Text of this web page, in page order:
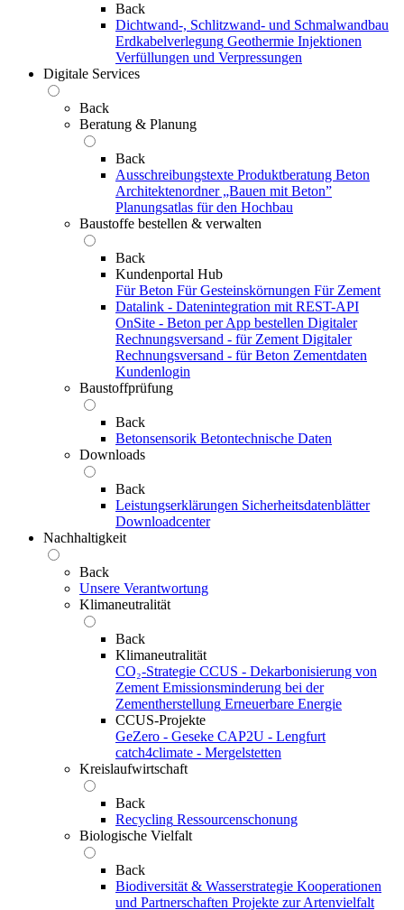
Back
Dichtwand-, Schlitzwand- und Schmalwandbau
Erdkabelverlegung Geothermie Injektionen
Verfüllungen und Verpressungen
Digitale Services
Back
Beratung & Planung
Back
Ausschreibungstexte Produktberatung Beton
Architektenordner „Bauen mit Beton”
Planungsatlas für den Hochbau
Baustoffe bestellen & verwalten
Back
Kundenportal Hub
Für Beton Für Gesteinskörnungen Für Zement
Datalink - Datenintegration mit REST-API
OnSite - Beton per App bestellen Digitaler
Rechnungsversand - für Zement Digitaler
Rechnungsversand - für Beton Zementdaten
Kundenlogin
Baustoffprüfung
Back
Betonsensorik Betontechnische Daten
Downloads
Back
Leistungserklärungen Sicherheitsdatenblätter
Downloadcenter
Nachhaltigkeit
Back
Unsere Verantwortung
Klimaneutralität
Back
Klimaneutralität
CO₂-Strategie CCUS - Dekarbonisierung von
Zement Emissionsminderung bei der
Zementherstellung Erneuerbare Energie
CCUS-Projekte
GeZero - Geseke CAP2U - Lengfurt
catch4climate - Mergelstetten
Kreislaufwirtschaft
Back
Recycling Ressourcenschonung
Biologische Vielfalt
Back
Biodiversität & Wasserstrategie Kooperationen
und Partnerschaften Projekte zur Artenvielfalt